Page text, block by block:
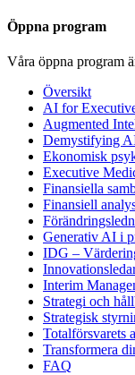
Öppna program
Våra öppna program
Översikt
AI for
Augmented
Demystifying
Ekonomisk
Executive
Finansiella
Finansiell
Generativ AI i
IDG –
Interim
Strategi och
Strategisk
Totalförsvarets
Transformera
FAQ